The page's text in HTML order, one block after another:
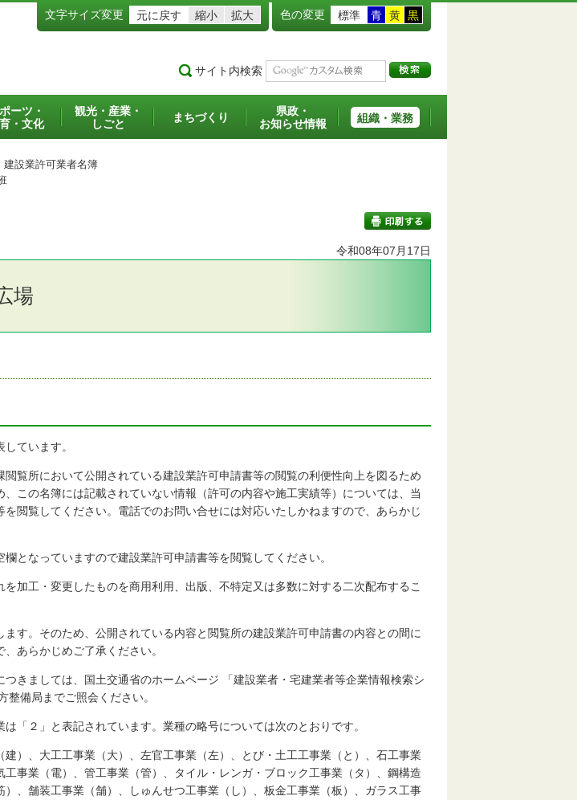
文字サイズ変更 元に戻す 縮小 拡大 色の変更 標準 青 黄 黒
サイト内検索
ーツ・
・文化
観光・産業・
しごと
まちづくり
県政・
お知らせ情報
組織・業務
建設業許可業者名簿
令和08年07月17日
場
ています。
閲覧所において公開されている建設業許可申請書等の閲覧の利便性向上を図るため
この名簿には記載されていない情報（許可の内容や施工実績等）については、当
閲覧してください。電話でのお問い合せには対応いたしかねますので、あらかじ
となっていますので建設業許可申請書等を閲覧してください。
加工・変更したものを商用利用、出版、不特定又は多数に対する二次配布するこ
ます。そのため、公開されている内容と閲覧所の建設業許可申請書の内容との間に
あらかじめご了承ください。
つきましては、国土交通省のホームページ 「建設業者・宅建業者等企業情報検索シ
整備局までご照会ください。
「２」と表記されています。業種の略号については次のとおりです。
建）、大工工事業（大）、左官工事業（左）、とび・土工工事業（と）、石工事業
工事業（電）、管工事業（管）、タイル・レンガ・ブロック工事業（タ）、鋼構造
、舗装工事業（舗）、しゅんせつ工事業（し）、板金工事業（板）、ガラス工事